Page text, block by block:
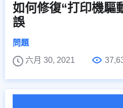
如何修復“打印機驅
誤
問題
六月 30, 2021